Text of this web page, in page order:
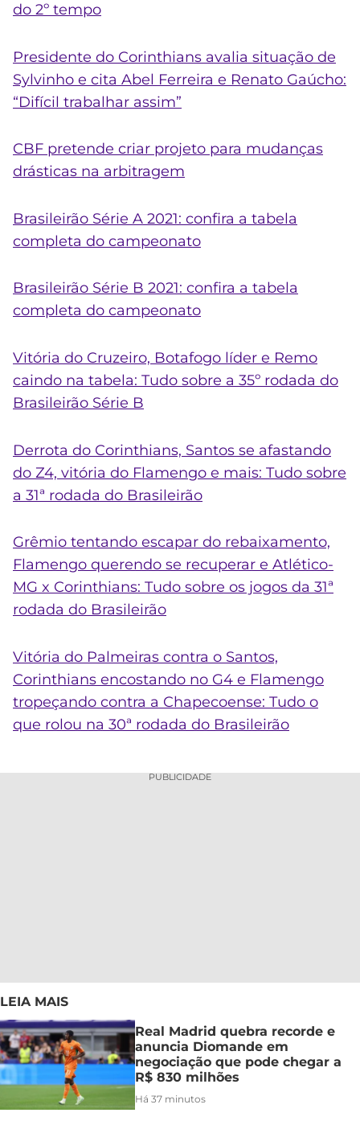
do 2º tempo
Presidente do Corinthians avalia situação de
Sylvinho e cita Abel Ferreira e Renato Gaúcho:
“Difícil trabalhar assim”
CBF pretende criar projeto para mudanças
drásticas na arbitragem
Brasileirão Série A 2021: confira a tabela
completa do campeonato
Brasileirão Série B 2021: confira a tabela
completa do campeonato
Vitória do Cruzeiro, Botafogo líder e Remo
caindo na tabela: Tudo sobre a 35º rodada do
Brasileirão Série B
Derrota do Corinthians, Santos se afastando
do Z4, vitória do Flamengo e mais: Tudo sobre
a 31ª rodada do Brasileirão
Grêmio tentando escapar do rebaixamento,
Flamengo querendo se recuperar e Atlético-
MG x Corinthians: Tudo sobre os jogos da 31ª
rodada do Brasileirão
Vitória do Palmeiras contra o Santos,
Corinthians encostando no G4 e Flamengo
tropeçando contra a Chapecoense: Tudo o
que rolou na 30ª rodada do Brasileirão
PUBLICIDADE
LEIA MAIS
Real Madrid quebra recorde e
anuncia Diomande em
negociação que pode chegar a
R$ 830 milhões
Há 37 minutos